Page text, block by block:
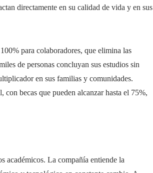
directamente en su calidad de vida y en sus
para colaboradores, que elimina las
de personas concluyan sus estudios sin
en sus familias y comunidades.
becas que pueden alcanzar hasta el 75%,
académicos. La compañía entiende la